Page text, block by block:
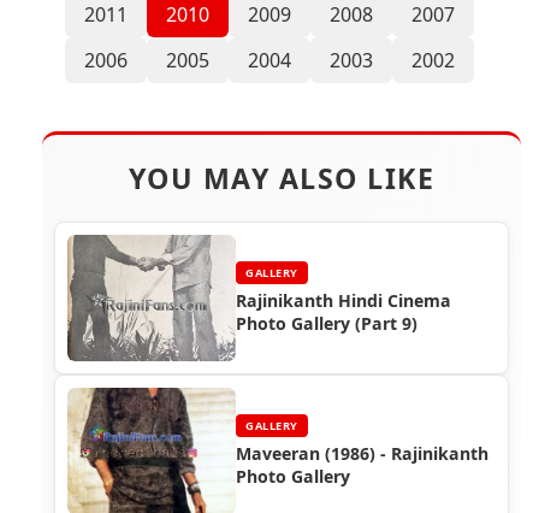
2011
2010 2009 2008
2007
2006
2005 2004 2003 2002
YOU MAY ALSO LIKE
GALLERY
Rajinikanth Hindi Cinema
Photo Gallery (Part 9)
GALLERY
Maveeran (1986) - Rajinikanth
Photo Gallery